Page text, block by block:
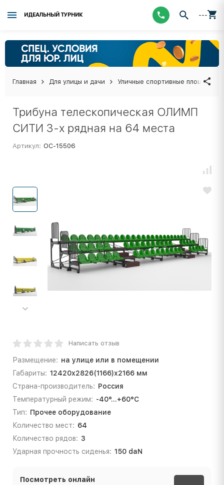
ИДЕАЛЬНЫЙ ТУРНИК ---
Главная Для улицы и дачи Уличные спортивные площадки
Трибуна телескопическая ОЛИМП
СИТИ 3-х рядная на 64 места
Артикул: ОС-15506
Написать отзыв
Размещение: на улице или в помещении
Габариты: 12420х2826(1166)х2166 мм
Страна-производитель: Россия
Температурный режим: -40°...+60°С
Тип: Прочее оборудование
Количество мест: 64
Количество рядов: 3
Ударная прочность сиденья: 150 daN
Посмотреть онлайн